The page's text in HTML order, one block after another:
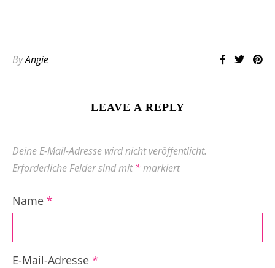
ByAngie
LEAVE A REPLY
Deine E-Mail-Adresse wird nicht veröffentlicht.
Erforderliche Felder sind mit*markiert
Name *
E-Mail-Adresse *